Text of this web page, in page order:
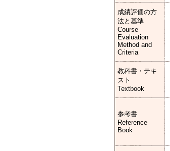
成績評価の方
法と基準
Course
Evaluation
Method and
Criteria
教科書・テキ
スト
Textbook
参考書
Reference
Book